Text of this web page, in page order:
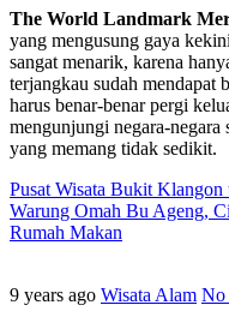
The World Landmark
yang mengusung gaya
sangat menarik, karena
terjangkau sudah mendapat
harus benar-benar pergi
mengunjungi negara-negara
yang memang tidak sedikit.
Pusat Wisata Bukit Klangon
Warung Omah Bu Ageng,
Rumah Makan
9 years ago Wisata Alam No